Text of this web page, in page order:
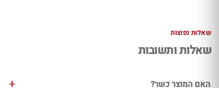
שאלות נפוצות
שאלות ותשובות
האם המוצר כשר?